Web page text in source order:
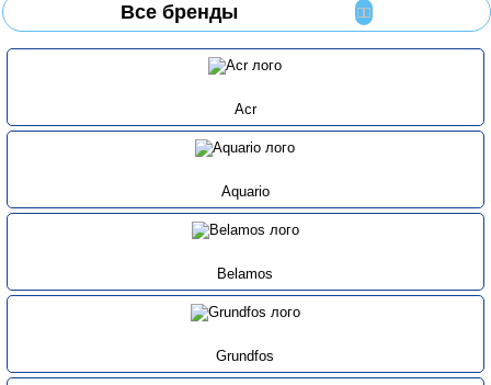
Все бренды
Acr
Aquario
Belamos
Grundfos